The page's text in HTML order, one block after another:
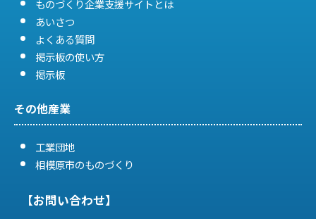
ものづくり企業支援サイトとは
あいさつ
よくある質問
掲示板の使い方
掲示板
その他産業
工業団地
相模原市のものづくり
【お問い合わせ】